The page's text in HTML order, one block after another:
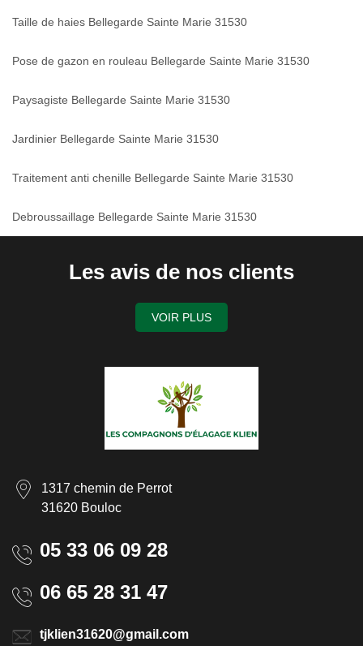
Taille de haies Bellegarde Sainte Marie 31530
Pose de gazon en rouleau Bellegarde Sainte Marie 31530
Paysagiste Bellegarde Sainte Marie 31530
Jardinier Bellegarde Sainte Marie 31530
Traitement anti chenille Bellegarde Sainte Marie 31530
Debroussaillage Bellegarde Sainte Marie 31530
Les avis de nos clients
VOIR PLUS
1317 chemin de Perrot
31620 Bouloc
05 33 06 09 28
06 65 28 31 47
tjklien31620@gmail.com